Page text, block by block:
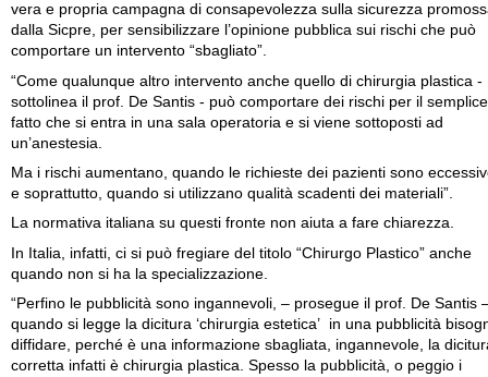
vera e propria campagna di consapevolezza sulla sicurezza
dalla Sicpre, per sensibilizzare l’opinione pubblica sui rischi che può
comportare un intervento “sbagliato”.
“Come qualunque altro intervento anche quello di chirurgia plastica -
sottolinea il prof. De Santis - può comportare dei rischi per il semplice
fatto che si entra in una sala operatoria e si viene sottoposti ad
un’anestesia.
Ma i rischi aumentano, quando le richieste dei pazienti sono
e soprattutto, quando si utilizzano qualità scadenti dei materiali”.
La normativa italiana su questi fronte non aiuta a fare chiarezza.
In Italia, infatti, ci si può fregiare del titolo “Chirurgo Plastico” anche
quando non si ha la specializzazione.
“Perfino le pubblicità sono ingannevoli, – prosegue il prof. De Santis
quando si legge la dicitura ‘chirurgia estetica’ in una pubblicità
diffidare, perché è una informazione sbagliata, ingannevole, la
corretta infatti è chirurgia plastica. Spesso la pubblicità, o peggio i